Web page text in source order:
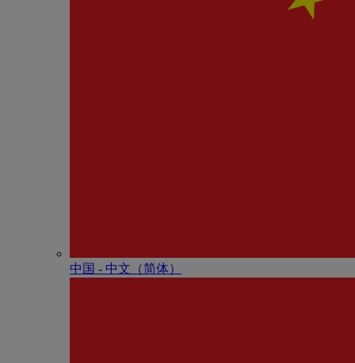
中国 - 中⽂（简体）